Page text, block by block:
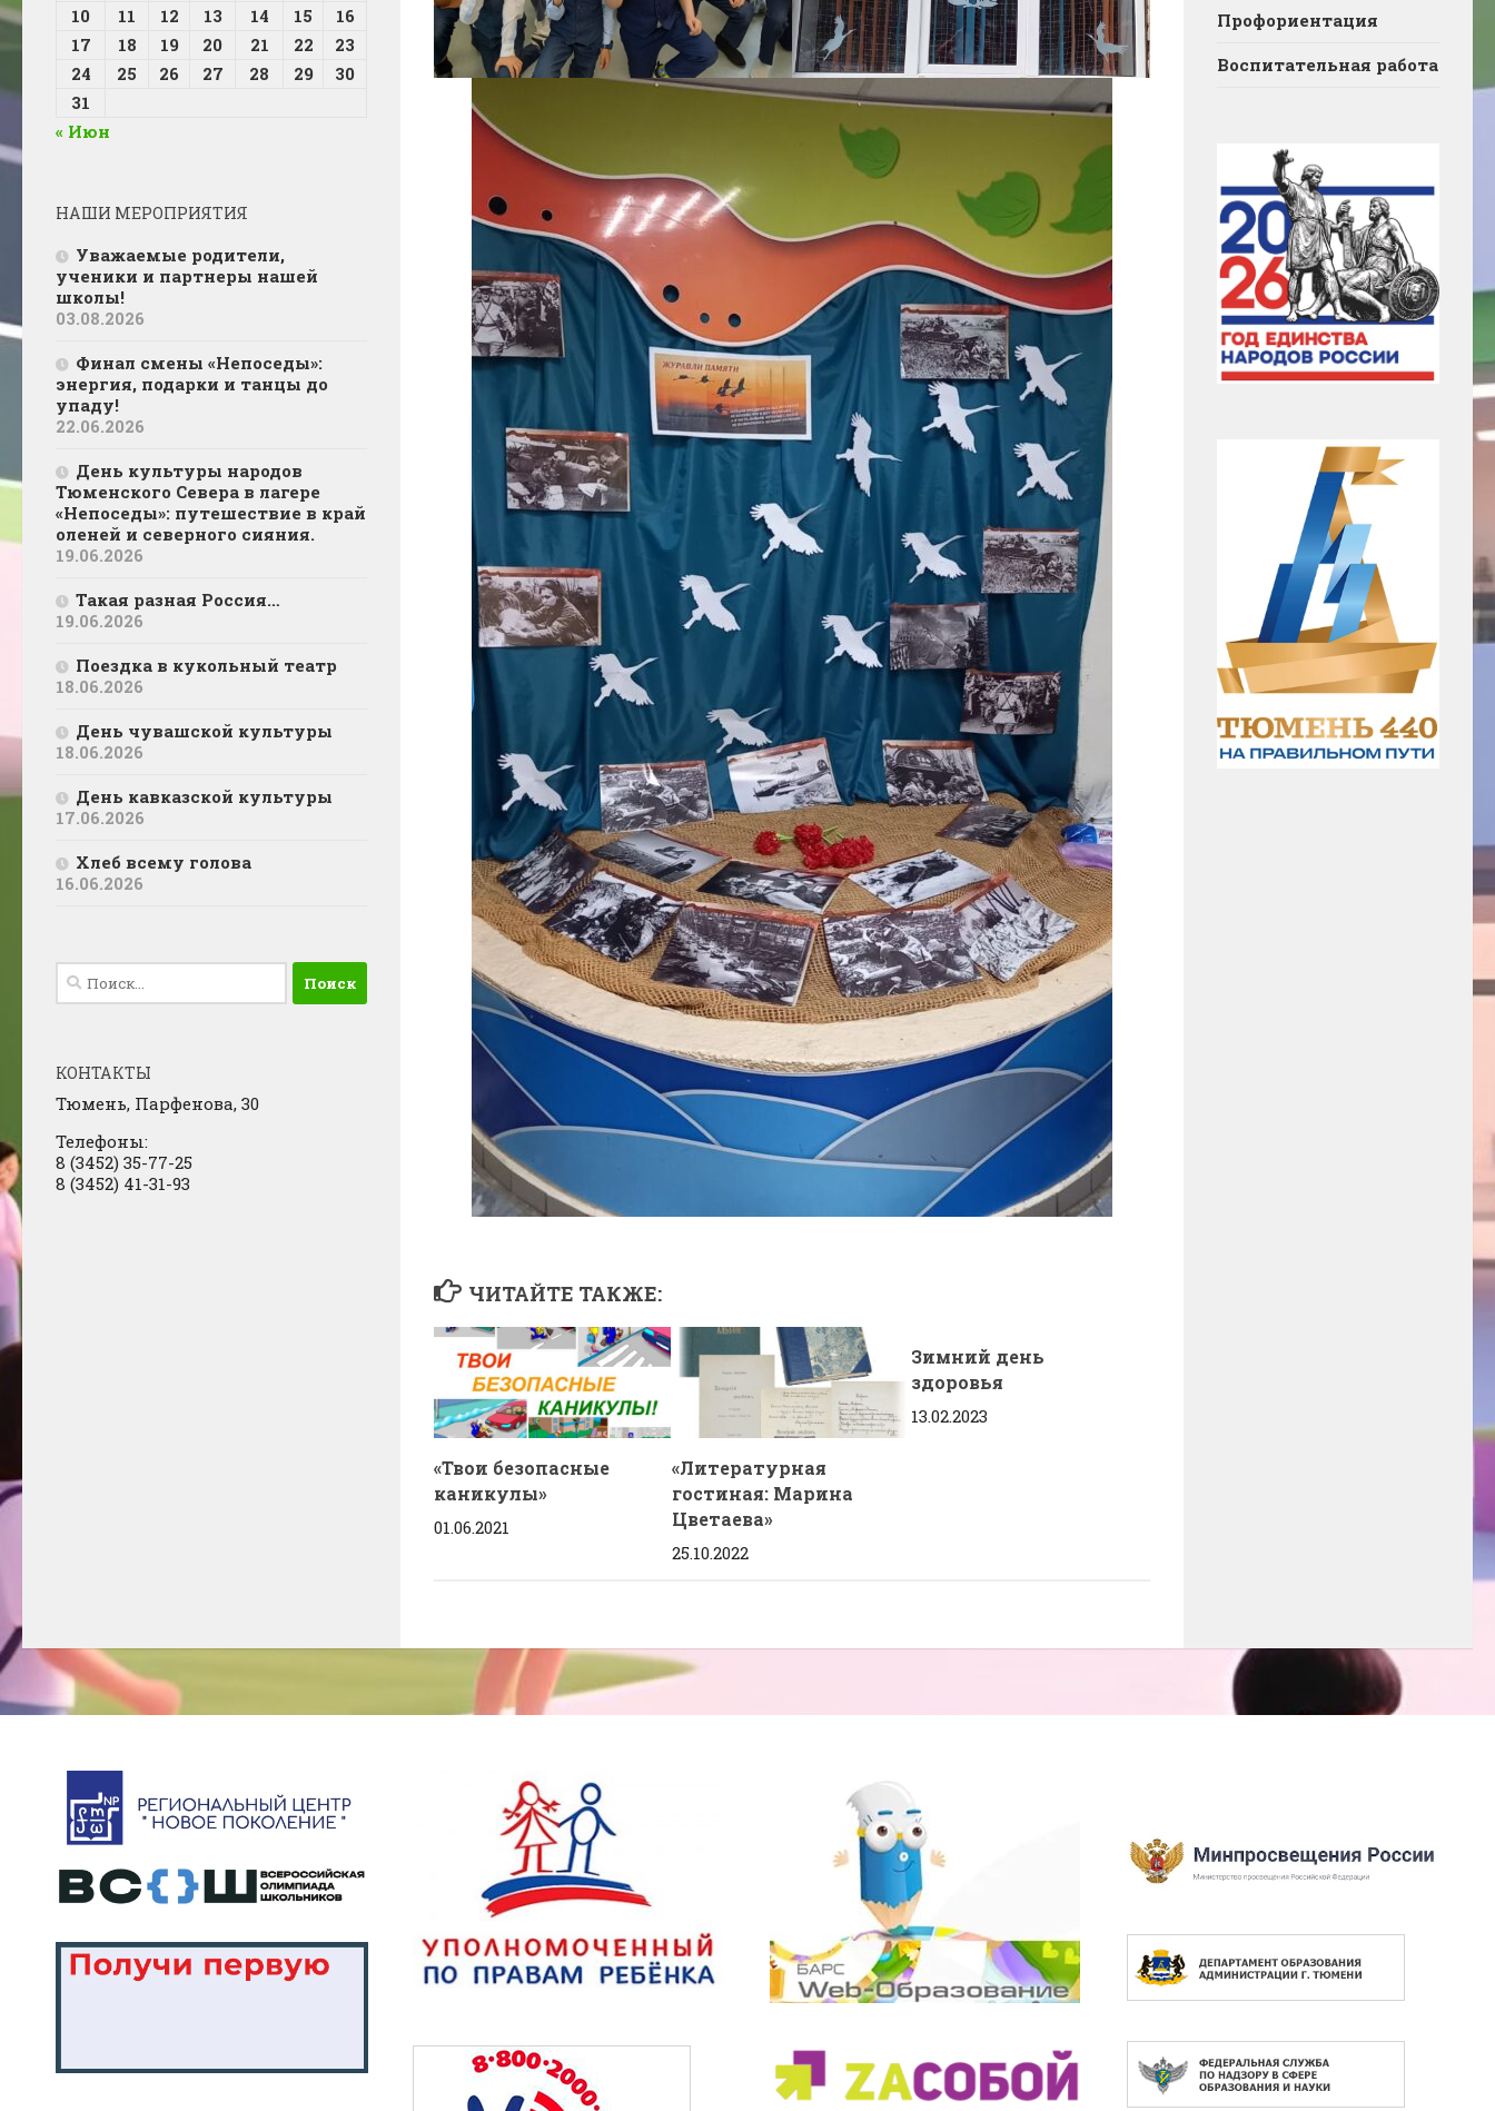
ЧИТАЙТЕ ТАКЖЕ:
«Твои безопасные
каникулы»
01.06.2021
«Литературная
гостиная: Марина
Цветаева»
25.10.2022
Зимний день
здоровья
13.02.2023
10
11 12 13 14 15
16
17
18 19 20 21 22
23
24
25 26 27 28 29
30
31
« Июн
НАШИ МЕРОПРИЯТИЯ
Уважаемые родители,
ученики и партнеры нашей
школы!
03.08.2026
Финал смены «Непоседы»:
энергия, подарки и танцы до
упаду!
22.06.2026
День культуры народов
Тюменского Севера в лагере
«Непоседы»: путешествие в край
оленей и северного сияния.
19.06.2026
Такая разная Россия…
19.06.2026
Поездка в кукольный театр
18.06.2026
День чувашской культуры
18.06.2026
День кавказской культуры
17.06.2026
Хлеб всему голова
16.06.2026
Найти:
КОНТАКТЫ
Тюмень, Парфенова, 30
Телефоны:
8 (3452) 35-77-25
8 (3452) 41-31-93
Профориентация
Воспитательная работа